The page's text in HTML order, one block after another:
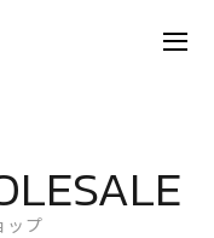
ップ